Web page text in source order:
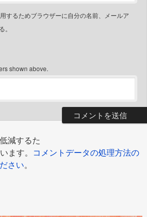
するためブラウザーに自分の名前、メールア
shown above.
減するた
ます。 コメントデータの処理方法の
さい。